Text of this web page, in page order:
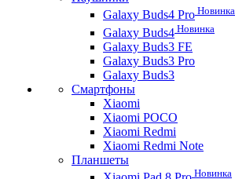
Galaxy Buds4 Pro Новинка
Galaxy Buds4 Новинка
Galaxy Buds3 FE
Galaxy Buds3 Pro
Galaxy Buds3
Смартфоны
Xiaomi
Xiaomi POCO
Xiaomi Redmi
Xiaomi Redmi Note
Планшеты
Новинка